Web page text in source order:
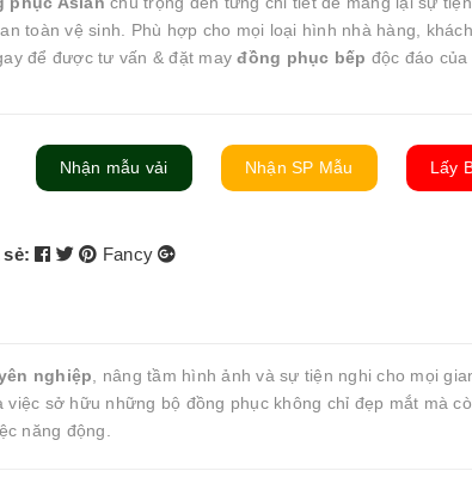
toàn vệ sinh. Phù hợp cho mọi loại hình nhà hàng,
để được tư vấn & đặt mayđồng phục bếp độc đáo
Nhận mẫu vải Nhận SP Mẫu Lấy
Fancy
nghiệp , nâng tầm hình ảnh và sự tiện nghi cho mọi
sở hữu những bộ đồng phục không chỉ đẹp mắt mà
năng động.